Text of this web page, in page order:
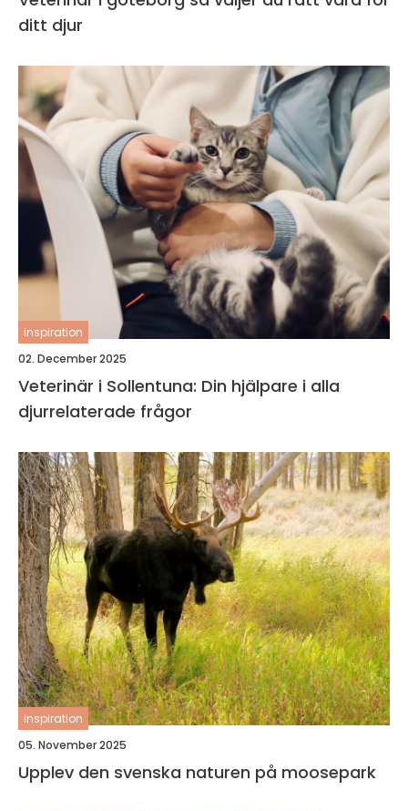
ditt djur
inspiration
02. December 2025
Veterinär i Sollentuna: Din hjälpare i alla
djurrelaterade frågor
inspiration
05. November 2025
Upplev den svenska naturen på moosepark